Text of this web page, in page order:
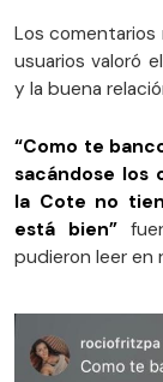
Los comentarios
usuarios valoró
y la buena
“Como te
sacándose los
la Cote no
está bien”
pudieron leer en